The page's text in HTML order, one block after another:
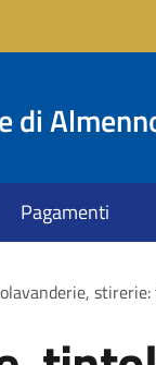
di
Pagamenti